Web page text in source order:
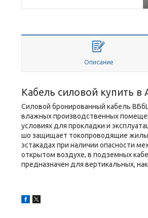
Описание
Кабель силовой купить в
Силовой бронированный кабель
влажных производственных
условиях для прокладки и
шо защищает токопроводящие жилы
эстакадах при наличии опасности
открытом воздухе, в подземных
предназначен для вертикальных,